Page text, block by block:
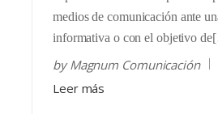
medios de comunicación ante
informativa o con el objetivo
byMagnum Comunicación
Leer más